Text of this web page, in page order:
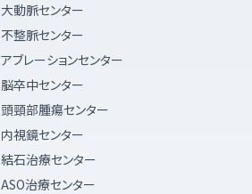
大動脈センター
不整脈センター
アブレーションセンター
脳卒中センター
頭頸部腫瘍センター
内視鏡センター
結石治療センター
ASO治療センター